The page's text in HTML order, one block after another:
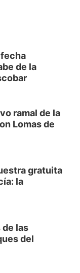
de la
ramal de la
Lomas de
gratuita
la
de las
del